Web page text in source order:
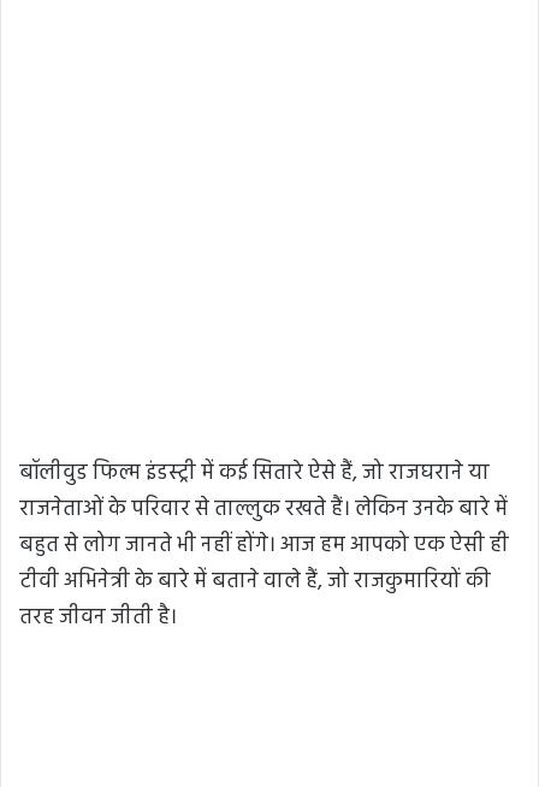
बॉलीवुड फिल्म इंडस्ट्री में कई सितारे ऐसे हैं, जो राजघराने या
राजनेताओं के परिवार से ताल्लुक रखते हैं। लेकिन उनके बारे में
बहुत से लोग जानते भी नहीं होंगे। आज हम आपको एक ऐसी ही
टीवी अभिनेत्री के बारे में बताने वाले हैं, जो राजकुमारियों की
तरह जीवन जीती है।